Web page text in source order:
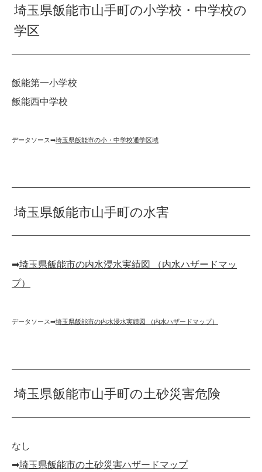
埼玉県飯能市山手町の小学校・中学校の
学区
飯能第一小学校
飯能西中学校
データソース➡︎埼玉県飯能市の小・中学校通学区域
埼玉県飯能市山手町の水害
➡︎埼玉県飯能市の内水浸水実績図 （内水ハザードマッ
プ）
データソース➡︎埼玉県飯能市の内水浸水実績図 （内水ハザードマップ）
埼玉県飯能市山手町の土砂災害危険
なし
➡︎埼玉県飯能市の土砂災害ハザードマップ